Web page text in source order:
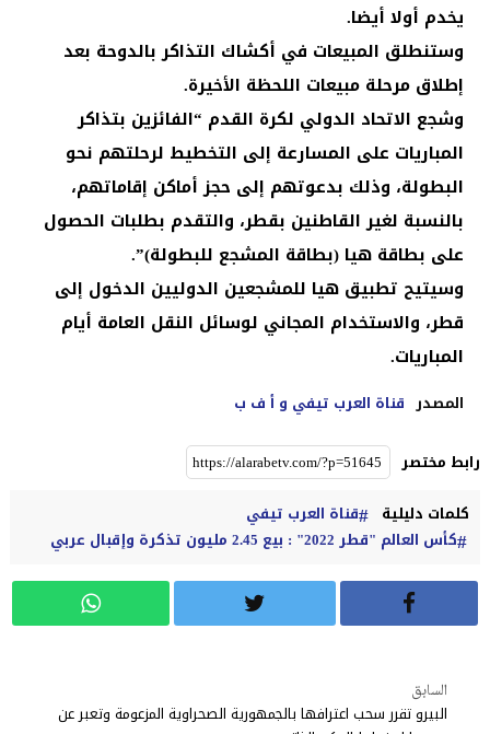
يخدم أولا أيضا.
وستنطلق المبيعات في أكشاك التذاكر بالدوحة بعد
إطلاق مرحلة مبيعات اللحظة الأخيرة.
وشجع الاتحاد الدولي لكرة القدم “الفائزين بتذاكر
المباريات على المسارعة إلى التخطيط لرحلتهم نحو
البطولة، وذلك بدعوتهم إلى حجز أماكن إقاماتهم،
بالنسبة لغير القاطنين بقطر، والتقدم بطلبات الحصول
على بطاقة هيا (بطاقة المشجع للبطولة)”.
وسيتيح تطبيق هيا للمشجعين الدوليين الدخول إلى
قطر، والاستخدام المجاني لوسائل النقل العامة أيام
المباريات.
المصدر قناة العرب تيفي و أ ف ب
رابط مختصر
كلمات دليلية
قناة العرب تيفي
كأس العالم "قطر 2022" : بيع 2.45 مليون تذكرة وإقبال عربي
السابق
البيرو تقرر سحب اعترافها بالجمهورية الصحراوية المزعومة وتعبر عن